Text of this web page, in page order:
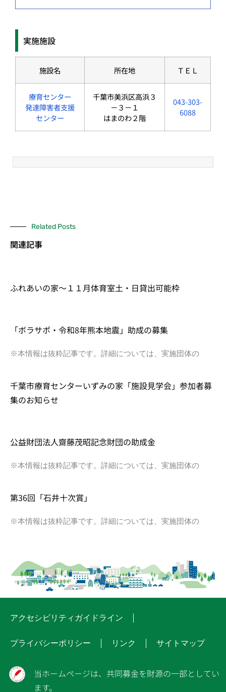
実施施設
施設名 所在地 ＴＥＬ
療育センター
発達障害者支援
センター
千葉市美浜区高浜３
－３－１
はまのわ２階
043-303-
6088
Related Posts
関連記事
ふれあいの家～１１月体育室土・日貸出可能枠
「ボラサポ・令和8年熊本地震」助成の募集
※本情報は抜粋記事です。詳細については、実施団体の
千葉市療育センターいずみの家「施設見学会」参加者募
集のお知らせ
公益財団法人齋藤茂昭記念財団の助成金
※本情報は抜粋記事です。詳細については、実施団体の
第36回「石井十次賞」
※本情報は抜粋記事です。詳細については、実施団体の
アクセシビリティガイドライン
プライバシーポリシー リンク サイトマップ
当ホームページは、共同募金を財源の一部としてい
ます。